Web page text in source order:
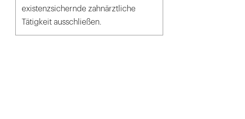
existenzsichernde zahnärztliche
Tätigkeit ausschließen.